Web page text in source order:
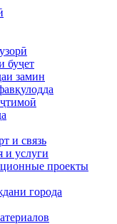
буҷет
замин
и связь
и услуги
проекты
города